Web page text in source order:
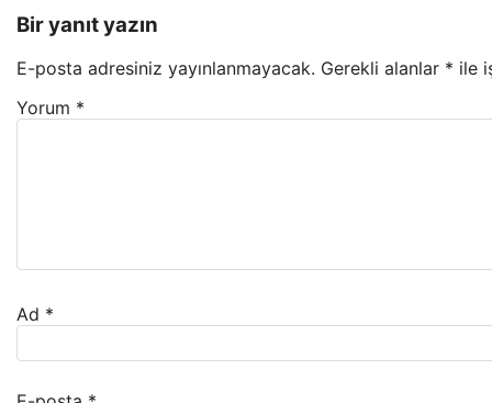
Bir yanıt yazın
E-posta adresiniz yayınlanmayacak. Gerekli alanlar * ile
Yorum *
Ad *